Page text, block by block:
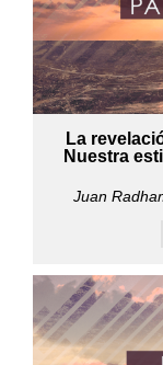
La
Nuestra
Juan